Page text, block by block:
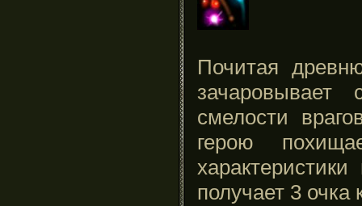
Почитая
смелости
герою
получает 3 очка